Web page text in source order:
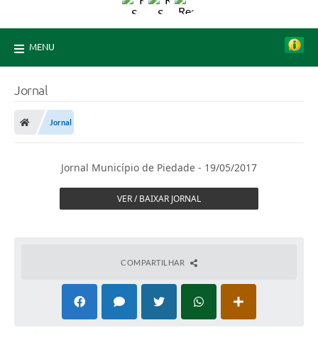
MENU
Jornal
Jornal
Jornal Município de Piedade - 19/05/2017
VER / BAIXAR JORNAL
COMPARTILHAR